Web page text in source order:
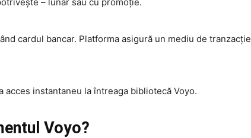
cardul bancar. Platforma asigură un mediu de tranzacție
acces instantaneu la întreaga bibliotecă Voyo.
Voyo?